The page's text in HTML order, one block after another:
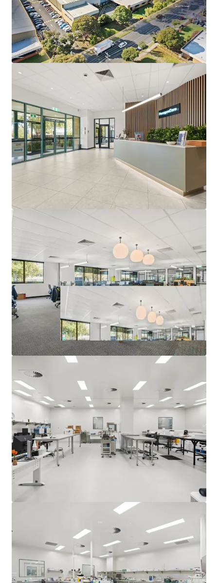
area.
Substantial 1.52-hectare freehold landholding with
~140m prominent frontage to Ricketts Road.
Located within Melbourne’s only dedicated life
science precinct, underpinned by proximity to
Monash University and Synchrotron
Specialised infrastructure designed for Paragon
Care’s operations, reinforcing long-term tenure
likelihood.
Direct access to the Monash Freeway (M1), located
just 500m from the site.
The Core Life Science Portfolio is being offered for sale
individually or in-one-line via an Expressions of Interest
Campaign closing at 3:00 PM (AEST) Thursday, 25th June
2026. For a copy of the information memorandum or to
arrange an inspection, please contact the appointed sales
agents at JLL and CBRE.